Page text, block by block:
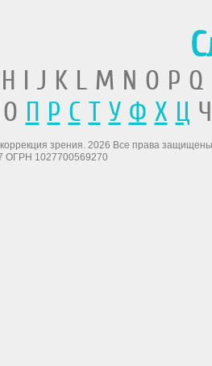
I J K L M N O P
П Р С Т У Ф Х Ц
зрения. 2026 Все права
ОГРН 1027700569270